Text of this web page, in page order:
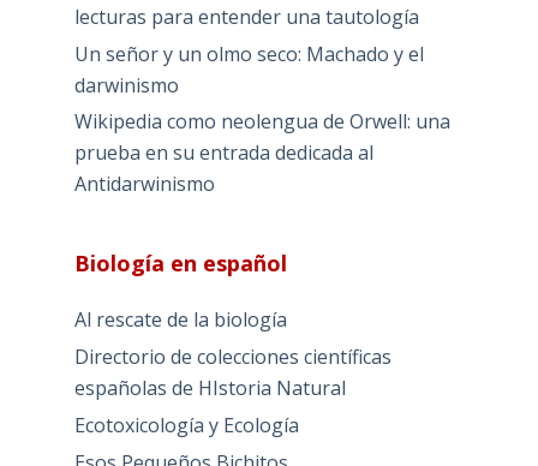
lecturas para entender una tautología
Un señor y un olmo seco: Machado y el
darwinismo
Wikipedia como neolengua de Orwell: una
prueba en su entrada dedicada al
Antidarwinismo
Biología en español
Al rescate de la biología
Directorio de colecciones científicas
españolas de HIstoria Natural
Ecotoxicología y Ecología